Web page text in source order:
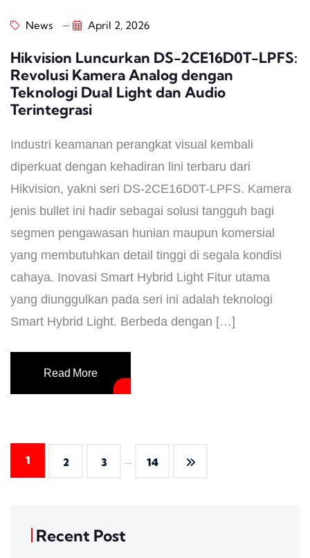
News April 2, 2026
Hikvision Luncurkan DS-2CE16D0T-LPFS:
Revolusi Kamera Analog dengan
Teknologi Dual Light dan Audio
Terintegrasi
Industri keamanan perangkat visual kembali
diperkuat dengan kehadiran lini terbaru dari
Hikvision, yakni seri DS-2CE16D0T-LPFS. Kamera
jenis bullet ini hadir sebagai solusi tangguh bagi
segmen pengawasan hunian maupun komersial
yang membutuhkan detail tinggi di segala kondisi
cahaya. ​Inovasi Smart Hybrid Light ​Fitur utama
yang diunggulkan pada seri ini adalah teknologi
Smart Hybrid Light. Berbeda dengan […]
Read More
1 2 3 14
Recent Post